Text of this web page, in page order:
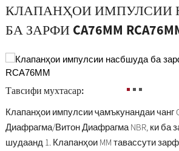
КЛАПАНҲОИ ИМПУЛСИИ
БА ЗАРФИ CA76MM
Тавсифи мухтасар:
Клапанҳои импулсии ҷамъкунандаи чанг
Диафрагма/Витон Диафрагма NBR, ки ба
шудаанд 1. Клапанҳои MM тавассути